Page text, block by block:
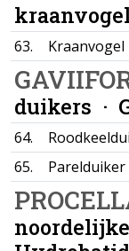
63. Kraanvogel
duikers ·
64.
65.
Parelduiker